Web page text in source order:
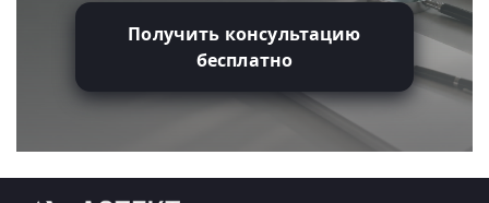
Получить консультацию
бесплатно